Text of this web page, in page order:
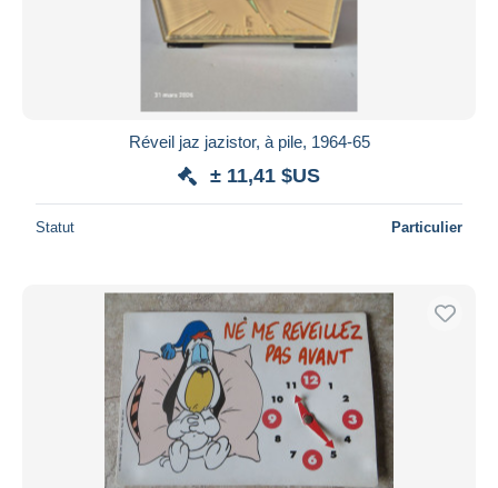
Réveil jaz jazistor, à pile, 1964-65
± 11,41 $US
Statut Particulier